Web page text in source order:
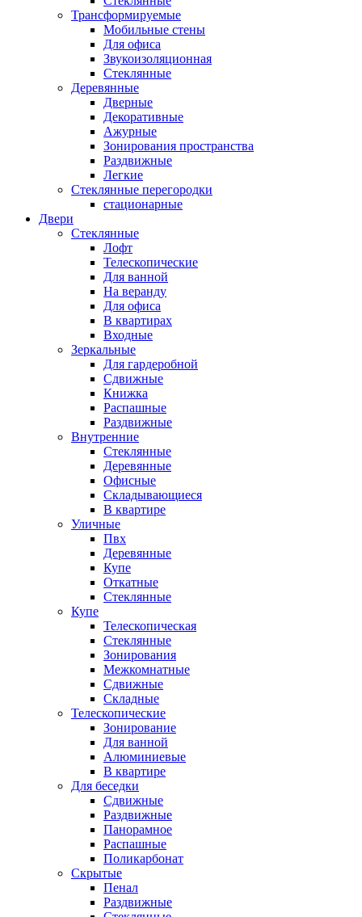
Трансформируемые
Мобильные стены
Для офиса
Звукоизоляционная
Стеклянные
Деревянные
Дверные
Декоративные
Ажурные
Зонирования пространства
Раздвижные
Легкие
Стеклянные перегородки
стационарные
Двери
Стеклянные
Лофт
Телескопические
Для ванной
На веранду
Для офиса
В квартирах
Входные
Зеркальные
Для гардеробной
Сдвижные
Книжка
Распашные
Раздвижные
Внутренние
Стеклянные
Деревянные
Офисные
Складывающиеся
В квартире
Уличные
Пвх
Деревянные
Купе
Откатные
Стеклянные
Купе
Телескопическая
Стеклянные
Зонирования
Межкомнатные
Сдвижные
Складные
Телескопические
Зонирование
Для ванной
Алюминиевые
В квартире
Для беседки
Сдвижные
Раздвижные
Панорамное
Распашные
Поликарбонат
Скрытые
Пенал
Раздвижные